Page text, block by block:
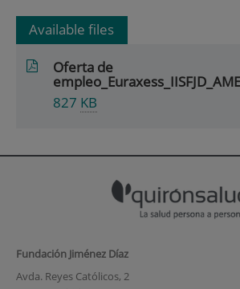
Available files
Oferta de
827 KB
Fundación Jiménez Díaz
Avda. Reyes Católicos, 2